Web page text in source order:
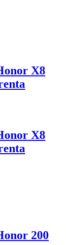
X8
X8
200